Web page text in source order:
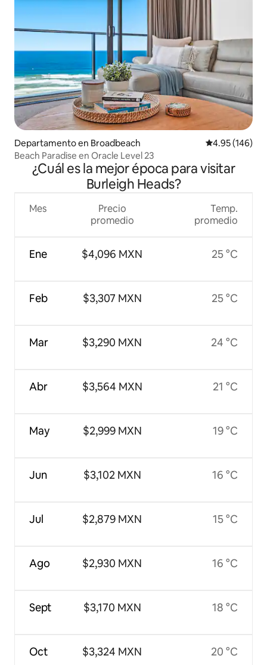
Departamento en Broadbeach Calificación
4.95 (146)
Beach Paradise en Oracle Level 23
¿Cuál es la mejor época para visitar
Burleigh Heads?
Mes
Ene
Feb
Mar
Abr
May
Jun
Jul
Ago
Sept
Oct
Precio
promedio
$4,096 MXN
$3,307 MXN
$3,290 MXN
$3,564 MXN
$2,999 MXN
$3,102 MXN
$2,879 MXN
$2,930 MXN
$3,170 MXN
$3,324 MXN
Temp.
promedio
25 °C
25 °C
24 °C
21 °C
19 °C
16 °C
15 °C
16 °C
18 °C
20 °C